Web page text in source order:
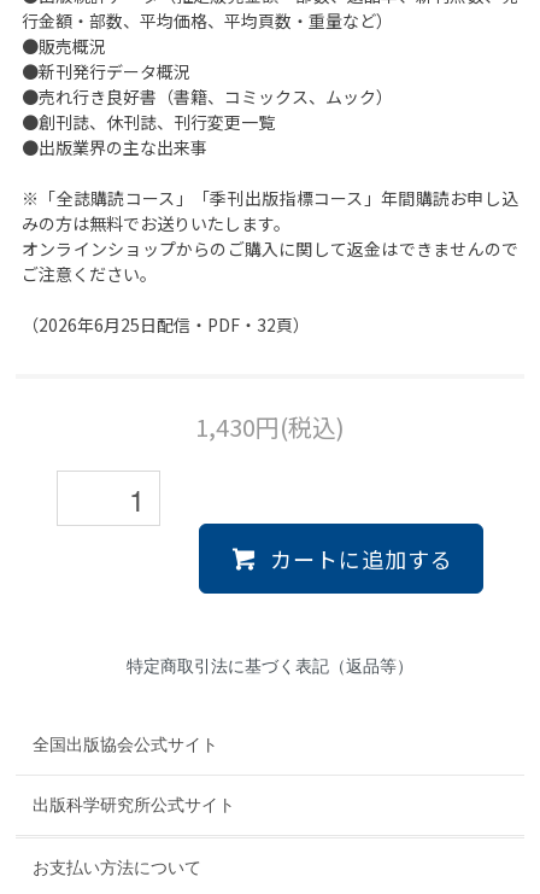
行金額・部数、平均価格、平均頁数・重量など）
●販売概況
●新刊発行データ概況
●売れ行き良好書（書籍、コミックス、ムック）
●創刊誌、休刊誌、刊行変更一覧
●出版業界の主な出来事
※「全誌購読コース」「季刊出版指標コース」年間購読お申し込
みの方は無料でお送りいたします。
オンラインショップからのご購入に関して返金はできませんので
ご注意ください。
（2026年6月25日配信・PDF・32頁）
1,430円(税込)
カートに追加する
特定商取引法に基づく表記（返品等）
全国出版協会公式サイト
出版科学研究所公式サイト
お支払い方法について